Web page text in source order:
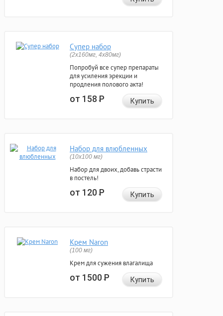
Супер набор
(2х160мг, 4х80мг)
Попробуй все супер препараты
для усиления эрекции и
продления полового акта!
от 158Р Купить
Набор для влюбленных
(10х100 мг)
Набор для двоих, добавь страсти
в постель!
от 120Р Купить
Крем Naron
(100 мг)
Крем для сужения влагалища
от 1500Р Купить